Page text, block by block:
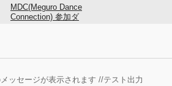
MDC(Meguro Dance
Connection) 参加ダ
MDC(Meguro Dance
ッセージが表示されます //テスト出力